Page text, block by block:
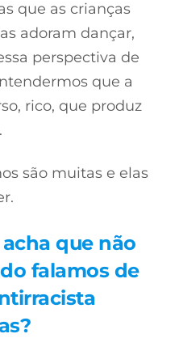
que as crianças
adoram dançar,
perspectiva de
que a
rico, que produz
são muitas e elas
que não
falamos de